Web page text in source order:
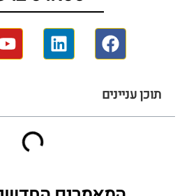
תוכן עניינים